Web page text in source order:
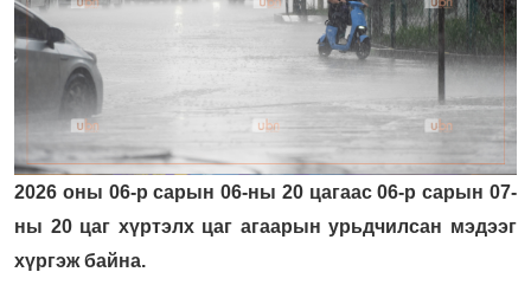
2026 оны 06-р сарын 06-ны 20 цагаас 06-р сарын 07-
ны 20 цаг хүртэлх цаг агаарын урьдчилсан мэдээг
хүргэж байна.